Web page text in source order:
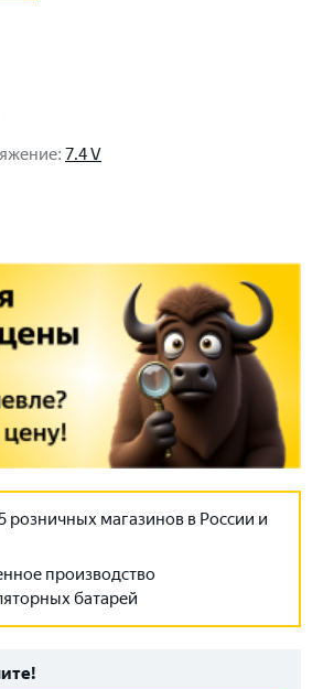
: 7.4 V
розничных магазинов в России и
производство
батарей